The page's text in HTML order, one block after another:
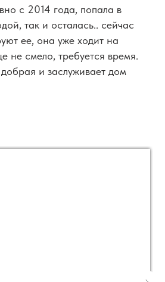
с 2014 года, попала в
так и осталась.. сейчас
ее, она уже ходит на
не смело, требуется время.
и заслуживает дом